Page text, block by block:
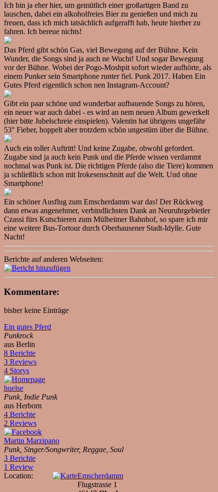
Ich bin ja eher hier, um gemütlich einer großartigen Band zu
lauschen, dabei ein alkoholfreies Bier zu genießen und mich zu
freuen, dass ich mich tatsächlich aufgerafft hab, heute hierher zu
fahren. Ich bereue nichts!
Das Pferd gibt schön Gas, viel Bewegung auf der Bühne. Kein
Wunder, die Songs sind ja auch ne Wucht! Und sogar Bewegung
vor der Bühne. Wobei der Pogo-Moshpit sofort wieder aufhörte, als
einem Punker sein Smartphone runter fiel. Punk 2017. Haben Ein
Gutes Pferd eigentlich schon nen Instagram-Account?
Gibt ein paar schöne und wunderbar aufbauende Songs zu hören,
ein neuer war auch dabei - es wird an nem neuen Album gewerkelt
(hier bitte Jubelschreie einspielen). Valentin hat übrigens ungefähr
53° Fieber, hoppelt aber trotzdem schön ungestüm über die Bühne.
Auch ein toller Auftritt! Und keine Zugabe, obwohl gefordert.
Zugabe sind ja auch kein Punk und die Pferde wissen verdammt
nochmal was Punk ist. Die richtigen Pferde (also die Tiere) kommen
ja schließlich schon mit Irokesenschnitt auf die Welt. Und ohne
Smartphone!
Ein schöner Ausflug zum Emscherdamm war das! Der Rückweg
dann etwas angenehmer, verbindlichsten Dank an Neuruhrgebietler
Czassi fürs Kutschieren zum Mülheimer Bahnhof, so spare ich mir
eine weitere Bus-Tortour durch Oberhausener Stadt-Idylle. Gute
Nacht!
Berichte auf anderen Webseiten:
Kommentare:
bisher keine Einträge
Ein gutes Pferd
Punkrock
aus Berlin
8 Berichte
3 Reviews
4 Storys
huelse
Punk, Indie Punk
aus Herborn
4 Berichte
2 Reviews
Martin Marzipano
Punk, Singer/Songwriter, Reggae, Soul
3 Berichte
1 Review
Location:
Emscherdamm
Flugstrasse 1